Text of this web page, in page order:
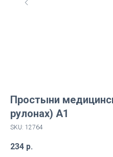
Простыни
рулонах) А1
SKU: 12764
234 р.